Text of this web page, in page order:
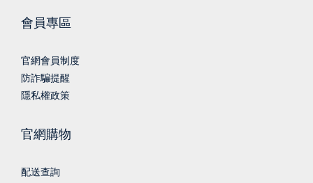
會員專區
官網會員制度
防詐騙提醒
隱私權政策
官網購物
配送查詢